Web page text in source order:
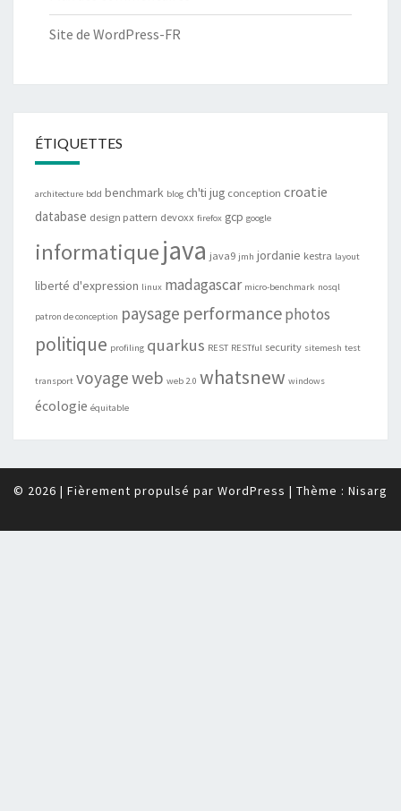
Site de WordPress-FR
ÉTIQUETTES
architecture bdd benchmark blog ch'ti jug conception croatie
database design pattern devoxx firefox gcp google
informatiquejava java9 jmh jordanie kestra layout
liberté d'expression linux madagascar micro-benchmark nosql
patron de conception paysage performancephotos
politique profiling quarkus REST RESTful security sitemesh test
transport voyageweb web 2.0 whatsnew windows
écologie équitable
© 2026 | Fièrement propulsé par WordPress | Thème : Nisarg